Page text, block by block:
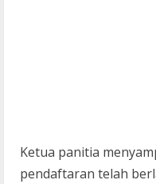
Ketua panitia
pendaftaran telah